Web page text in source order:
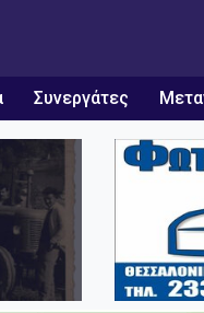
Συνεργάτες